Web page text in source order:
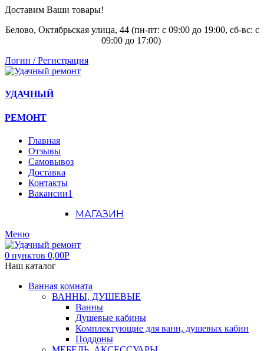
Доставим Ваши товары!
Белово, Октябрьская улица, 44 (пн-пт: с 09:00 до 19:00, сб-вс: с
09:00 до 17:00)
Логин / Регистрация
УДАЧНЫЙ
РЕМОНТ
Главная
Отзывы
Самовывоз
Доставка
Контакты
Вакансии1
МАГАЗИН
Меню
0 пунктов 0,00Р
Наш каталог
Ванная комната
ВАННЫ, ДУШЕВЫЕ
Ванны
Душевые кабины
Комплектующие для ванн, душевых кабин
Поддоны